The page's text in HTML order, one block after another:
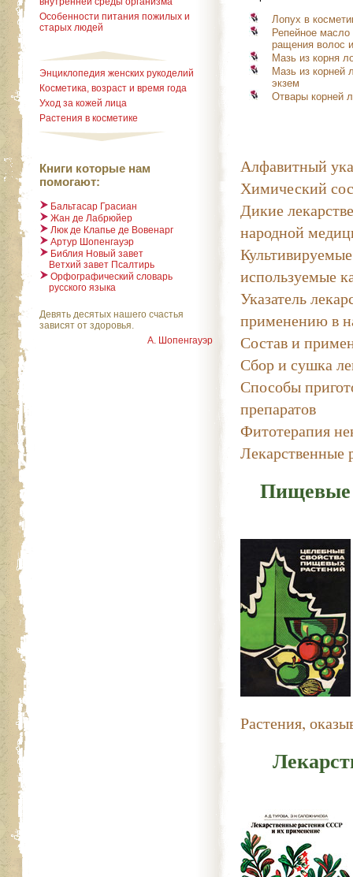
Лопух в
Репейное
ращения волос
Мазь из корня
Мазь из корней
экзем
Отвары корней
Алфавитный
Химический
Дикие
народной
используемые
Указатель
применению в
Состав и
Сбор и сушка
Способы
препаратов
Фитотерапия
Лекарственные
Пищевые
Растения,
Особенности питания пожилых и
старых людей
Энциклопедия женских рукоделий
Косметика, возраст и время года
Уход за кожей лица
Растения в косметике
Книги которые нам
помогают:
Бальтасар Грасиан
Жан де Лабрюйер
Люк де Клапье де Вовенарг
Артур Шопенгауэр
Библия Новый завет
Ветхий завет Псалтирь
Орфографический словарь
русского языка
Девять десятых нашего счастья
зависят от здоровья.
А. Шопенгауэр